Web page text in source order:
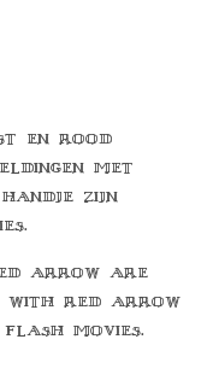
en rood
met
zijn
arrow are
with red arrow
movies.